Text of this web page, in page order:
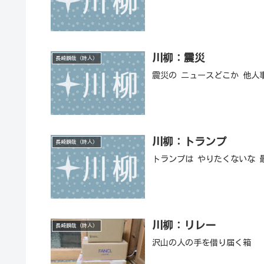
長崎瞬哉（詩人） 川柳：震災
震災の ニュースどこか 他人
長崎瞬哉（詩人） 川柳：トランプ
トランプは やりたくないな
長崎瞬哉（詩人） 川柳：リレー
沢山の人の手を借り届く箱